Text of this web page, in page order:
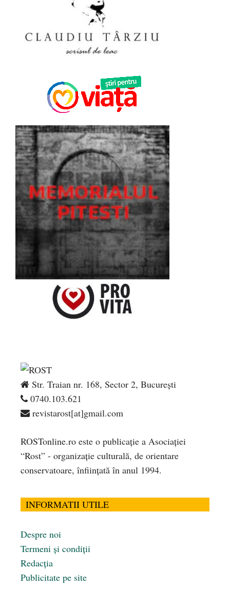
Str. Traian nr. 168, Sector 2, București
0740.103.621
revistarost[at]gmail.com
ROSTonline.ro este o publicaţie a Asociaţiei
“Rost” - organizaţie culturală, de orientare
conservatoare, înfiinţată în anul 1994.
INFORMATII UTILE
Despre noi
Termeni și condiții
Redacția
Publicitate pe site